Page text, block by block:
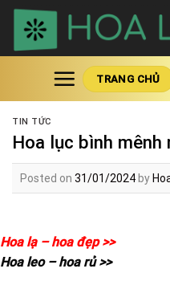
Skip
content
TRANG CHỦ
TIN TỨC
Hoa lục bình
Posted on 31/01/2024 by
Hoa lạ – hoa đẹp >>
Hoa leo – hoa rủ >>